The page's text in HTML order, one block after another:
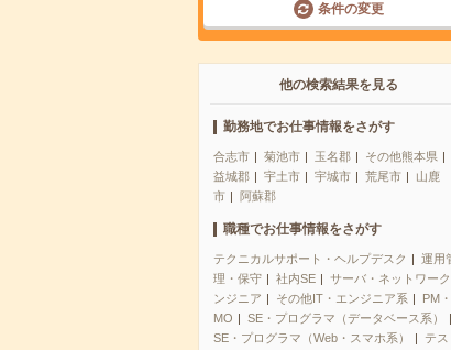
条件の変更
他の検索結果を見る
勤務地でお仕事情報をさがす
合志市 菊池市 玉名郡 その他熊本県
益城郡
宇土市 宇城市 荒尾市
山鹿
市
阿蘇郡
職種でお仕事情報をさがす
テクニカルサポート・ヘルプデスク
運用
理・保守
社内SE
サーバ・ネットワーク
ンジニア
その他IT・エンジニア系
PM
MO
SE・プログラマ（データベース系）
SE・プログラマ（Web・スマホ系）
テス